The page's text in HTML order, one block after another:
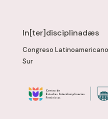
In[ter]disciplinadæs
Congreso
Sur